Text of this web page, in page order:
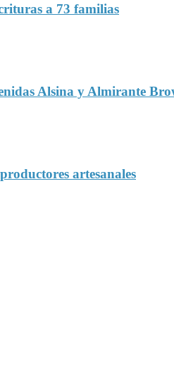
a 73 familias
Alsina y Almirante
artesanales